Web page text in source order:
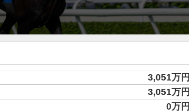
3,051万円
3,051万円
0万円